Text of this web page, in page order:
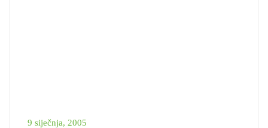
9 siječnja, 2005